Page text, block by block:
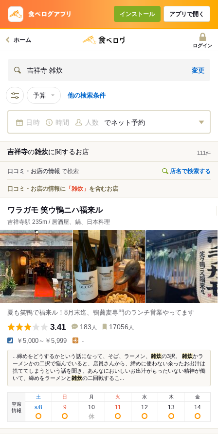
インストール アプリで開く
ホーム
ログイン
吉祥寺 雑炊 変更
予算 他の検索条件
日時 時間 人数 でネット予約
吉祥寺の雑炊に関するお店 111 件
口コミ・お店の情報 で検索 店名で検索する
口コミ・お店の情報に 「雑炊」 を含むお店
ワラガモ 笑ウ鴨ニハ福来ル
吉祥寺駅 235m / 居酒屋、鍋、日本料理
夏も笑鴨で福来ル！8月末迄、鴨蕎麦専門のランチ営業やってます
3.41 183 人 17056 人
￥5,000～￥5,999 -
...締めをどうするかという話になって、そば、ラーメン、 雑炊の3択。 雑炊かラ
ーメンかの二択で悩んでいると、店員さんから、締めに使わない余ったお出汁は
捨ててしまうという話を聞き、あんなにおいしいお出汁がもったいない精神が働
いて、締めをラーメンと雑炊の二回戦するこ...
空席
情報
土
8/8
日
9
月
10
火
11
水
12
木
13
金
14